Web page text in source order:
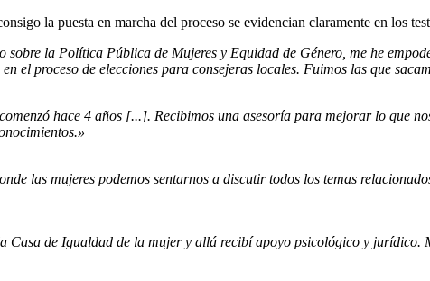
la puesta en marcha del proceso se evidencian claramente en los
la Política Pública de Mujeres y Equidad de Género, me he
el proceso de elecciones para consejeras locales. Fuimos las que
hace 4 años [...]. Recibimos una asesoría para mejorar lo que
las mujeres podemos sentarnos a discutir todos los temas
Casa de Igualdad de la mujer y allá recibí apoyo psicológico y